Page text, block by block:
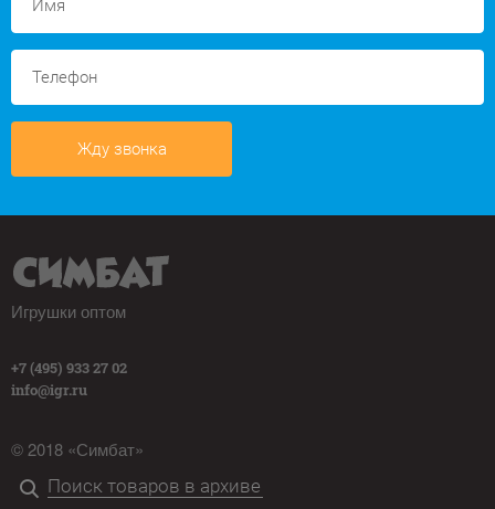
Жду звонка
Игрушки оптом
+7 (495) 933 27 02
info@igr.ru
© 2018 «Симбат»